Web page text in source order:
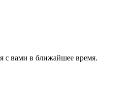
с вами в ближайшее время.